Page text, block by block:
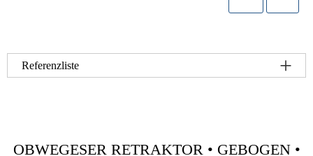
Referenzliste
OBWEGESER RETRAKTOR • GEBOGEN •